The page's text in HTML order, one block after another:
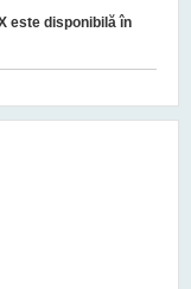
este disponibilă în